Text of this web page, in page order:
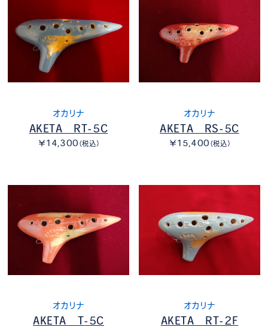
オカリナ
AKETA RT-5C
￥14,300 （税込）
オカリナ
AKETA RS-5C
￥15,400 （税込）
オカリナ
AKETA T-5C
オカリナ
AKETA RT-2F